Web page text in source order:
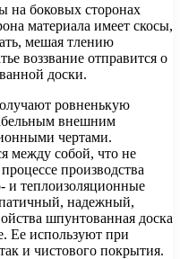
на боковых сторонах
материала имеет скосы,
мешая тлению
воззвание отправится о
доски.
ровненькую
внешним
чертами.
между собой, что не
производства
и теплоизоляционные
надежный,
шпунтованная доска
Ее используют при
и чистового покрытия.